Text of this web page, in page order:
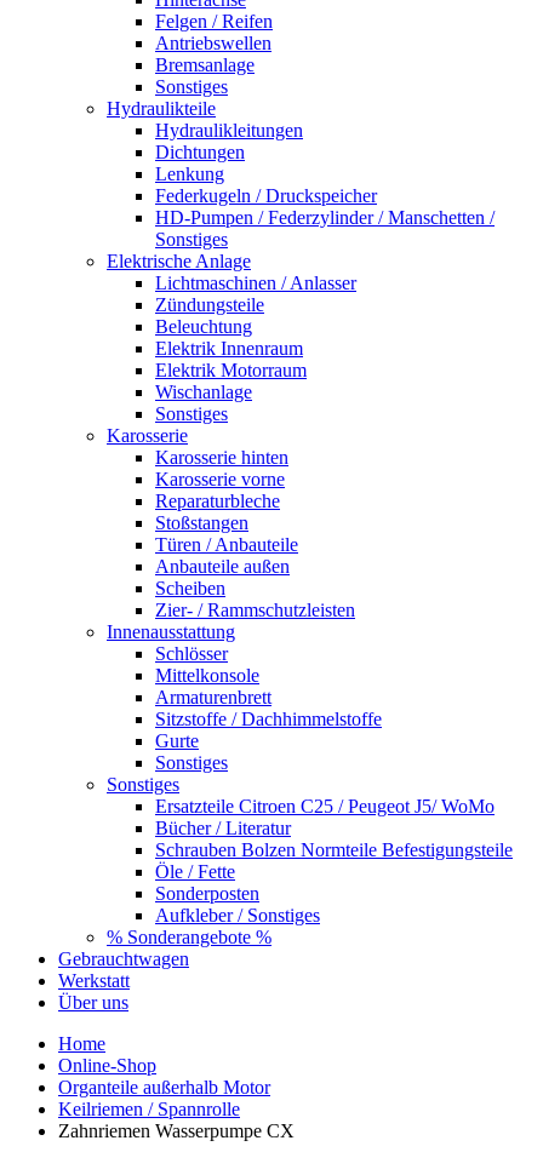
Felgen / Reifen
Antriebswellen
Bremsanlage
Sonstiges
Hydraulikteile
Hydraulikleitungen
Dichtungen
Lenkung
Federkugeln / Druckspeicher
HD-Pumpen / Federzylinder / Manschetten /
Sonstiges
Elektrische Anlage
Lichtmaschinen / Anlasser
Zündungsteile
Beleuchtung
Elektrik Innenraum
Elektrik Motorraum
Wischanlage
Sonstiges
Karosserie
Karosserie hinten
Karosserie vorne
Reparaturbleche
Stoßstangen
Türen / Anbauteile
Anbauteile außen
Scheiben
Zier- / Rammschutzleisten
Innenausstattung
Schlösser
Mittelkonsole
Armaturenbrett
Sitzstoffe / Dachhimmelstoffe
Gurte
Sonstiges
Sonstiges
Ersatzteile Citroen C25 / Peugeot J5/ WoMo
Bücher / Literatur
Schrauben Bolzen Normteile Befestigungsteile
Öle / Fette
Sonderposten
Aufkleber / Sonstiges
% Sonderangebote %
Gebrauchtwagen
Werkstatt
Über uns
Home
Online-Shop
Organteile außerhalb Motor
Keilriemen / Spannrolle
Zahnriemen Wasserpumpe CX